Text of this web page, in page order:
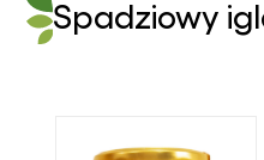
Bartpol
Spadziowy